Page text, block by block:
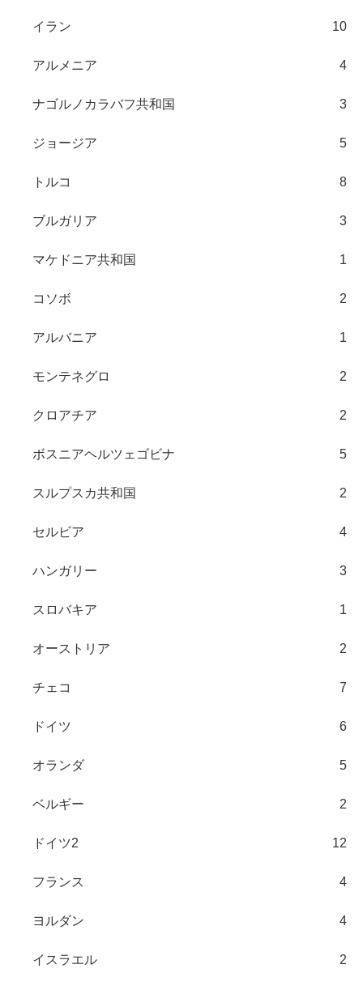
イラン 10
アルメニア 4
ナゴルノカラバフ共和国 3
ジョージア 5
トルコ 8
ブルガリア 3
マケドニア共和国 1
コソボ 2
アルバニア 1
モンテネグロ 2
クロアチア 2
ボスニアヘルツェゴビナ 5
スルプスカ共和国 2
セルビア 4
ハンガリー 3
スロバキア 1
オーストリア 2
チェコ 7
ドイツ 6
オランダ 5
ベルギー 2
ドイツ2 12
フランス 4
ヨルダン 4
イスラエル 2